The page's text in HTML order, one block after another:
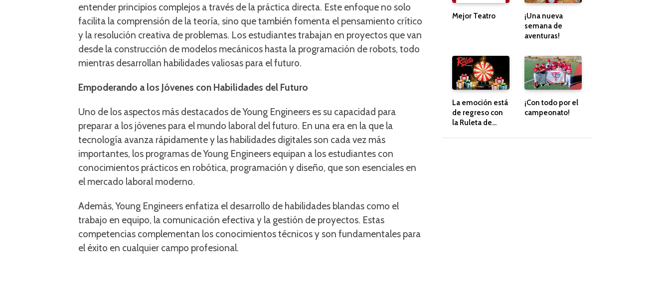
entender principios complejos a través de la práctica directa. Este enfoque no solo
facilita la comprensión de la teoría, sino que también fomenta el pensamiento crítico
y la resolución creativa de problemas. Los estudiantes trabajan en proyectos que van
desde la construcción de modelos mecánicos hasta la programación de robots, todo
mientras desarrollan habilidades valiosas para el futuro.
Empoderando a los Jóvenes con Habilidades del Futuro
Uno de los aspectos más destacados de Young Engineers es su capacidad para
preparar a los jóvenes para el mundo laboral del futuro. En una era en la que la
tecnología avanza rápidamente y las habilidades digitales son cada vez más
importantes, los programas de Young Engineers equipan a los estudiantes con
conocimientos prácticos en robótica, programación y diseño, que son esenciales en
el mercado laboral moderno.
Además, Young Engineers enfatiza el desarrollo de habilidades blandas como el
trabajo en equipo, la comunicación efectiva y la gestión de proyectos. Estas
competencias complementan los conocimientos técnicos y son fundamentales para
el éxito en cualquier campo profesional.
Mejor Teatro
¡Una nueva
semana de
aventuras!
La emoción está
de regreso con
la Ruleta de
¡Con todo por el
campeonato!